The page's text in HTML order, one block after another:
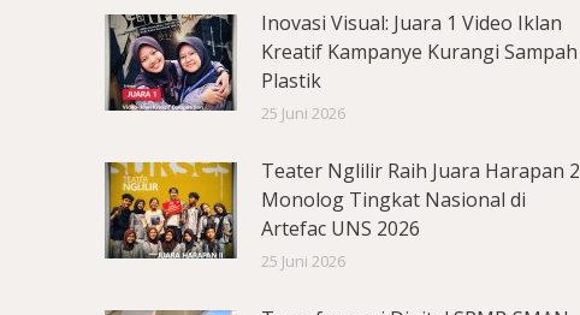
Inovasi Visual: Juara 1 Video Iklan
Kreatif Kampanye Kurangi Sampah
Plastik
25 Juni 2026
Teater Nglilir Raih Juara Harapan 2
Monolog Tingkat Nasional di
Artefac UNS 2026
25 Juni 2026